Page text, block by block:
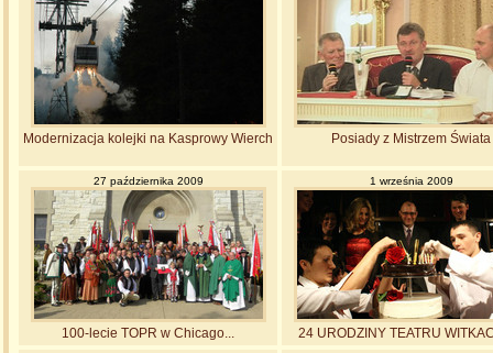
Modernizacja kolejki na Kasprowy Wierch Posiady z Mistrzem Świata
27 października 2009
100-lecie TOPR w Chicago...
1 września 2009
24 URODZINY TEATRU